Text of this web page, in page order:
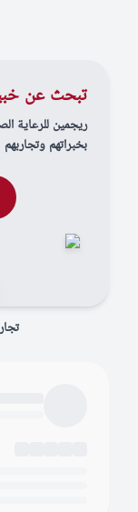
تبحث عن
ريجمين للرعاية
بخبراتهم وتجاربهم